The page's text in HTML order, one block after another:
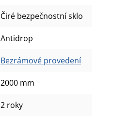
Čiré bezpečnostní sklo
Antidrop
Bezrámové provedení
2000 mm
2 roky